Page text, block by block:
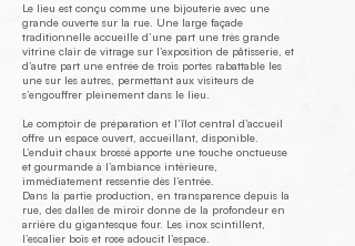
Le lieu est conçu comme une bijouterie avec une
grande ouverte sur la rue. Une large façade
traditionnelle accueille d’une part une très grande
vitrine clair de vitrage sur l’exposition de pâtisserie, et
d’autre part une entrée de trois portes rabattable les
une sur les autres, permettant aux visiteurs de
s’engouffrer pleinement dans le lieu.
Le comptoir de préparation et l’îlot central d’accueil
offre un espace ouvert, accueillant, disponible.
L’enduit chaux brossé apporte une touche onctueuse
et gourmande à l’ambiance intérieure,
immédiatement ressentie dès l’entrée.
Dans la partie production, en transparence depuis la
rue, des dalles de miroir donne de la profondeur en
arrière du gigantesque four. Les inox scintillent,
l’escalier bois et rose adoucit l’espace.